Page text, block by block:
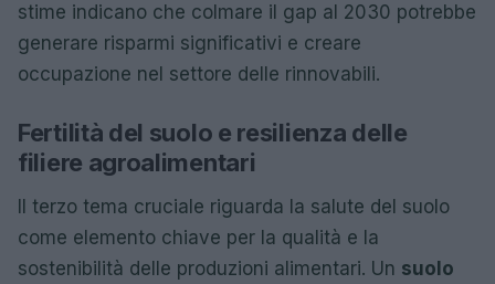
stime indicano che colmare il gap al 2030 potrebbe
generare risparmi significativi e creare
occupazione nel settore delle rinnovabili.
Fertilità del suolo e resilienza delle
filiere agroalimentari
Il terzo tema cruciale riguarda la salute del suolo
come elemento chiave per la qualità e la
sostenibilità delle produzioni alimentari. Un suolo